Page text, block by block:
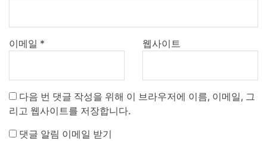
이메일 * 웹사이트
다음 번 댓글 작성을 위해 이 브라우저에 이름, 이메일, 그
리고 웹사이트를 저장합니다.
댓글 알림 이메일 받기